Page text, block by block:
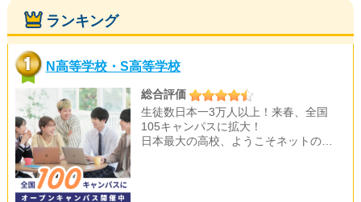
ランキング
N高等学校・S高等学校
総合評価
生徒数日本一3万人以上！来春、全国
105キャンパスに拡大！
日本最大の高校、ようこそネットの…